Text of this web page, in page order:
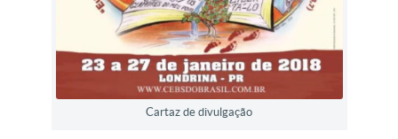
Cartaz de divulgação